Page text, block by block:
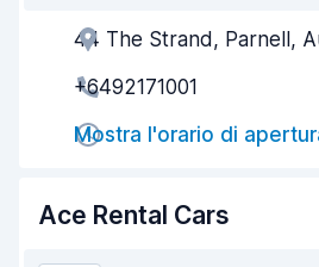
Gentilezza degli agenti
Rapidità del ritiro
Rapidità della riconsegna
44 The Strand, Parnell,
+6492171001
Mostra l'orario di
Ace Rental Cars